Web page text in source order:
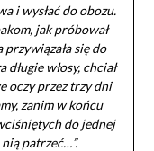
i wysłać do obozu.
jak próbował
przywiązała się do
długie włosy, chciał
oczy przez trzy dni
zanim w końcu
do jednej
patrzeć…”.